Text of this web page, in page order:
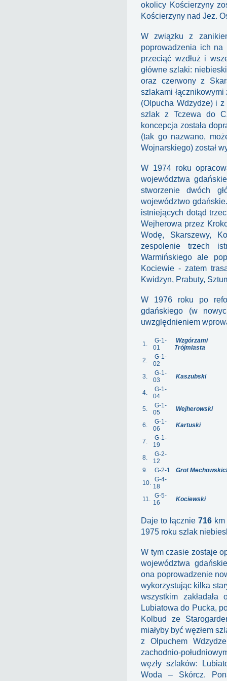
okolicy Kościerzyny
Kościerzyny nad Jez.
W związku z
poprowadzenia ich na
przeciąć wzdłuż i
główne szlaki:
oraz czerwony z
szlakami
(Olpucha Wdzydze) i
szlak z Tczewa do
koncepcja została
(tak go nazwano,
Wojnarskiego) został
W 1974 roku
województwa
stworzenie dwóch
województwo
istniejących dotąd
Wejherowa przez
Wodę, Skarszewy,
zespolenie trzech
Warmińskiego ale
Kociewie - zatem
Kwidzyn, Prabuty,
W 1976 roku po
gdańskiego (w
uwzględnieniem
1.
G-1-
01
Wzgórzami
Trójmiasta
2.
G-1-
02
3.
G-1-
03
Kaszubski
4.
G-1-
04
5.
G-1-
05
Wejherowski
6.
G-1-
06
Kartuski
7.
G-1-
19
8.
G-2-
12
9.
G-2-1
Grot
10. G-4-
18
11. G-5-
16
Kociewski
Daje to łącznie 716km
1975 roku szlak
W tym czasie zostaje
województwa
ona poprowadzenie
wykorzystując kilka
wszystkim
Lubiatowa do Pucka,
Kolbud ze
miałyby być węzłem
z Olpuchem
zachodnio-
węzły szlaków:
Woda – Skórcz.